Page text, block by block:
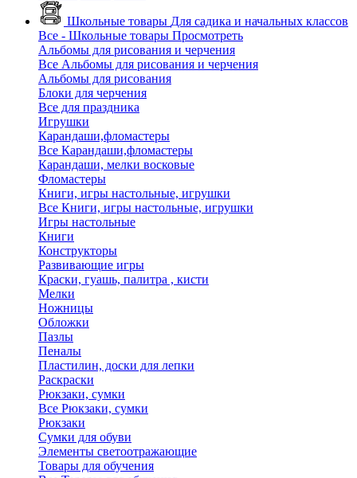
Школьные товары Для садика и начальных классов
Все - Школьные товары Просмотреть
Альбомы для рисования и черчения
Все Альбомы для рисования и черчения
Альбомы для рисования
Блоки для черчения
Все для праздника
Игрушки
Карандаши,фломастеры
Все Карандаши,фломастеры
Карандаши, мелки восковые
Фломастеры
Книги, игры настольные, игрушки
Все Книги, игры настольные, игрушки
Игры настольные
Книги
Конструкторы
Развивающие игры
Краски, гуашь, палитра , кисти
Мелки
Ножницы
Обложки
Пазлы
Пеналы
Пластилин, доски для лепки
Раскраски
Рюкзаки, сумки
Все Рюкзаки, сумки
Рюкзаки
Сумки для обуви
Элементы светоотражающие
Товары для обучения